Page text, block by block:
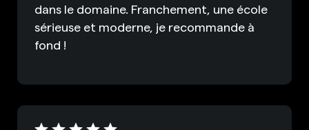
dans le domaine. Franchement, une école
sérieuse et moderne, je recommande à
fond !